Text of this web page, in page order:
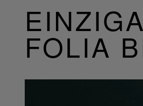
FOLIA